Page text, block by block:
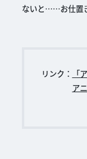
ないと……お仕置
リンク：
「
ア